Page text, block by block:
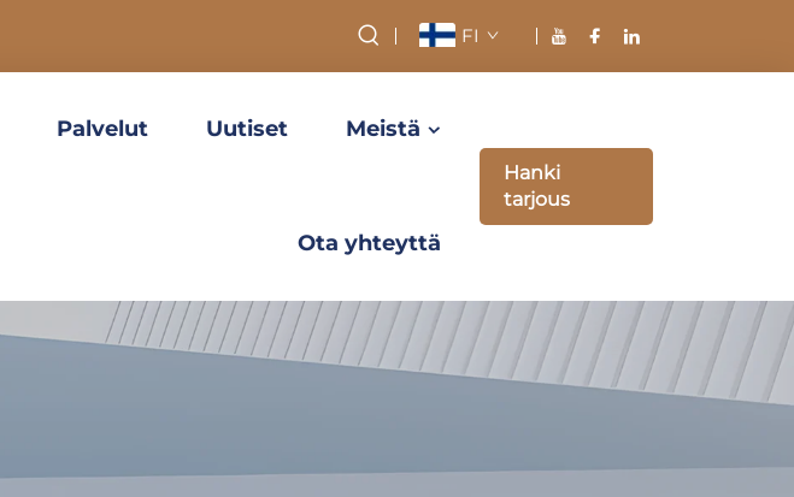
FI
Palvelut Uutiset Meistä
Ota yhteyttä
Hanki
tarjous